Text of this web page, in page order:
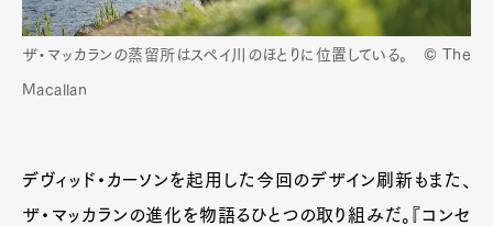
ザ・マッカランの蒸留所はスペイ川のほとりに位置している。 © The
Macallan
デヴィッド・カーソンを起用した今回のデザイン刷新もまた、
ザ・マッカランの進化を物語るひとつの取り組みだ。『コンセ